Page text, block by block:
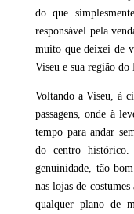
do que
responsável pela
muito que deixei de
Viseu e sua região do
Voltando a Viseu, à
passagens, onde à
tempo para andar
do centro
genuinidade, tão
nas lojas de
qualquer plano de